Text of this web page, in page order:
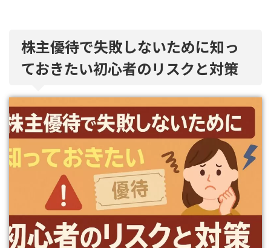
株主優待で失敗しないために知っ
ておきたい初心者のリスクと対策